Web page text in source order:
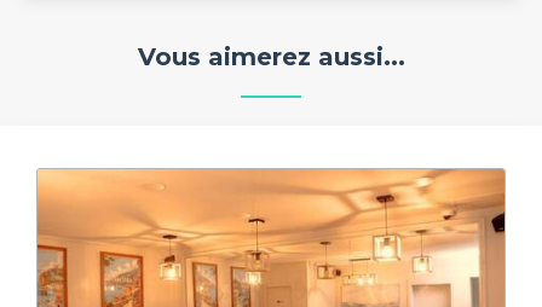
Vous aimerez aussi...